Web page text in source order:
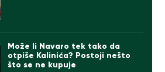
Može li Navaro tek tako da
otpiše Kalinića? Postoji nešto
što se ne kupuje